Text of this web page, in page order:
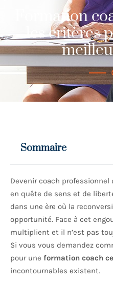
Formation
les critères
Sommaire
Devenir coach
en quête de sens et de
dans une ère où la
opportunité. Face à cet
multiplient et il n’est pas
Si vous vous demandez
pour une formation coach
incontournables existent.